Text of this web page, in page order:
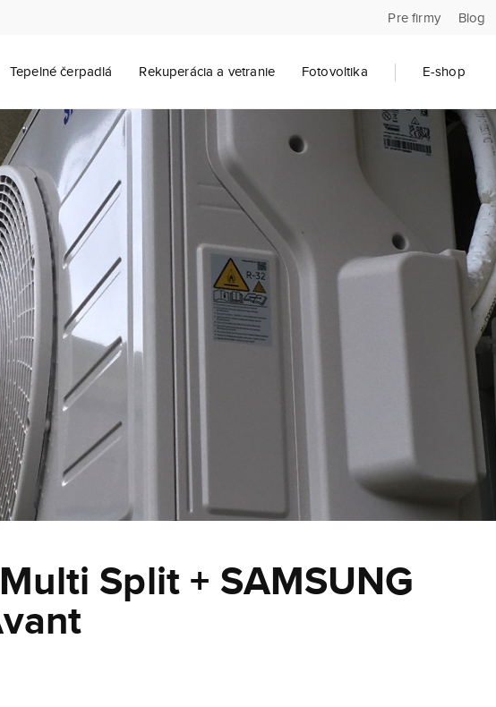
Pre firmy Blog
Tepelné čerpadlá Rekuperácia a vetranie Fotovoltika E-shop
Split + SAMSUNG